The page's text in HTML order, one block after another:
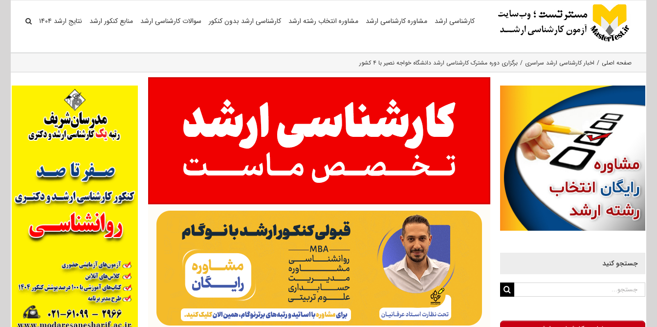
کارشناسی ارشد مشاوره کارشناسی ارشد مشاوره انتخاب رشته ارشد کارشناسی ارشد بدون کنکور سوالات کارشناسی ارشد منابع کنکور ارشد نتایج ارشد ۱۴۰۴
صفحه اصلی اخبار کارشناسی ارشد سراسری برگزاری دوره مشترک کارشناسی ارشد دانشگاه خواجه نصیر با ۴ کشور
جستجو کنید
جستجو